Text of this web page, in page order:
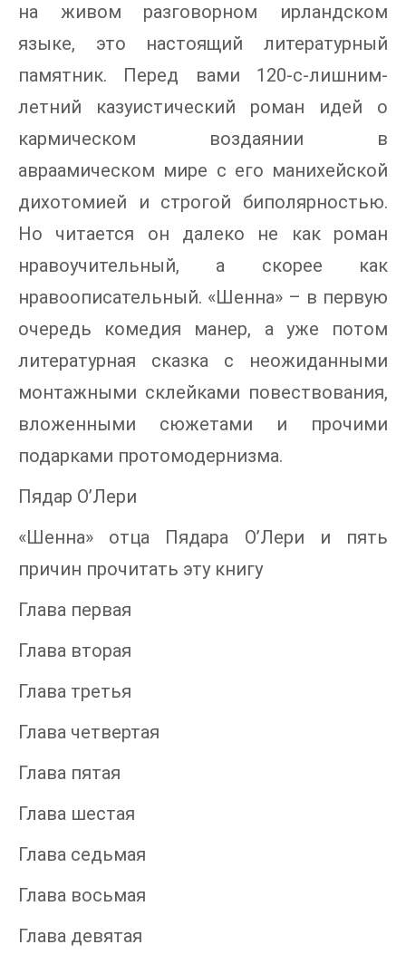
на живом разговорном ирландском
языке, это настоящий литературный
памятник. Перед вами 120-с-лишним-
летний казуистический роман идей о
кармическом воздаянии в
авраамическом мире с его манихейской
дихотомией и строгой биполярностью.
Но читается он далеко не как роман
нравоучительный, а скорее как
нравоописательный. «Шенна» – в первую
очередь комедия манер, а уже потом
литературная сказка с неожиданными
монтажными склейками повествования,
вложенными сюжетами и прочими
подарками протомодернизма.
Пядар О’Лери
«Шенна» отца Пядара О’Лери и пять
причин прочитать эту книгу
Глава первая
Глава вторая
Глава третья
Глава четвертая
Глава пятая
Глава шестая
Глава седьмая
Глава восьмая
Глава девятая